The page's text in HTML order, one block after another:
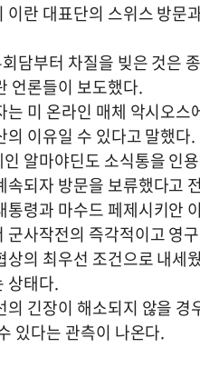
이란 대표단의 스위스 방
담부터 차질을 빚은 것은
언론들이 보도했다.
는 미 온라인 매체 악시오
의 이유일 수 있다고 말했다.
알마야딘도 소식통을 인
속되자 방문을 보류했다고
통령과 마수드 페제시키안
군사작전의 즉각적이고 영
상의 최우선 조건으로 내
상태다.
의 긴장이 해소되지 않을
있다는 관측이 나온다.